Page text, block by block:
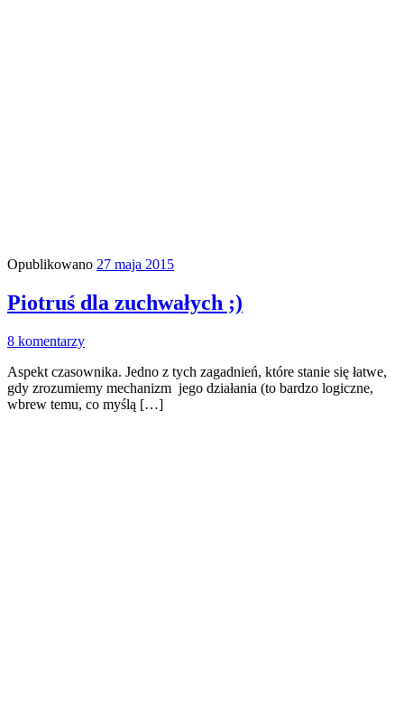
Opublikowano 27 maja 2015
Piotruś dla zuchwałych ;)
8 komentarzy
Aspekt czasownika. Jedno z tych zagadnień, które stanie się łatwe,
gdy zrozumiemy mechanizm jego działania (to bardzo logiczne,
wbrew temu, co myślą […]